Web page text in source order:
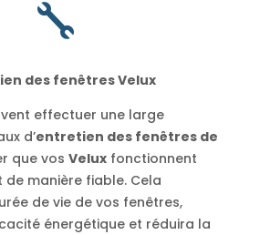

des fenêtres Velux
effectuer une large
d’entretien des fenêtres de
que vos Veluxfonctionnent
manière fiable. Cela
de vie de vos fenêtres,
énergétique et réduira la